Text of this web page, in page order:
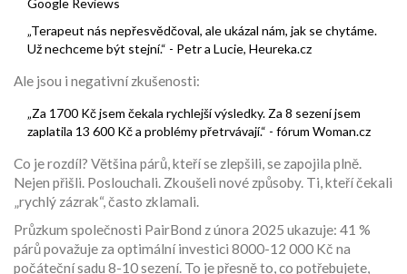
Google Reviews
„Terapeut nás nepřesvědčoval, ale ukázal nám, jak se chytáme.
Už nechceme být stejní.“ - Petr a Lucie, Heureka.cz
Ale jsou i negativní zkušenosti:
„Za 1700 Kč jsem čekala rychlejší výsledky. Za 8 sezení jsem
zaplatila 13 600 Kč a problémy přetrvávají.“ - fórum Woman.cz
Co je rozdíl? Většina párů, kteří se zlepšili, se zapojila plně.
Nejen přišli. Poslouchali. Zkoušeli nové způsoby. Ti, kteří čekali
„rychlý zázrak“, často zklamali.
Průzkum společnosti PairBond z února 2025 ukazuje: 41 %
párů považuje za optimální investici 8000-12 000 Kč na
počáteční sadu 8-10 sezení. To je přesně to, co potřebujete,